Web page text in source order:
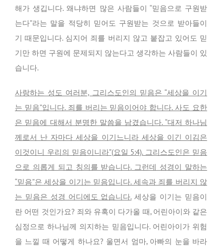
해가 생깁니다. 왜냐하면 많은 사람들이 “믿음으로 구원받
는다”라는 말을 적당히 믿어도 구원받는 것으로 받아들이
기 때문입니다. 심지어 죄를 버리지 않고 붙잡고 있어도 믿
기만 하면 구원에 문제되지 않는다고 생각하는 사람들이 있
습니다.
사랑하는 성도 여러분, 그리스도인의 믿음은 “세상을 이기
는 믿음”입니다. 죄를 버리는 믿음이어야 합니다. 사도 요한
은 믿음에 대해서 분명한 말씀을 남겼습니다. “대저 하나님
께로서 난 자마다 세상을 이기느니라 세상을 이긴 이김은
이것이니 우리의 믿음이니라”(요일 5:4). 그리스도인은 믿음
으로 의롭게 되고 칭의를 받습니다. 그런데 성경이 말하는
“믿음”은 세상을 이기는 믿음입니다. 세속과 죄를 버리지 않
는 믿음은 성경 어디에도 없습니다.세상을 이기는 믿음이
란 어떤 것인가요? 죄와 유혹이 다가올 때, 어린아이와 같은
심정으로 하나님께 의지하는 믿음입니다. 어린아이가 위험
을 느낄 때 어떻게 하나요? 울면서 엄마, 아빠의 눈을 바라